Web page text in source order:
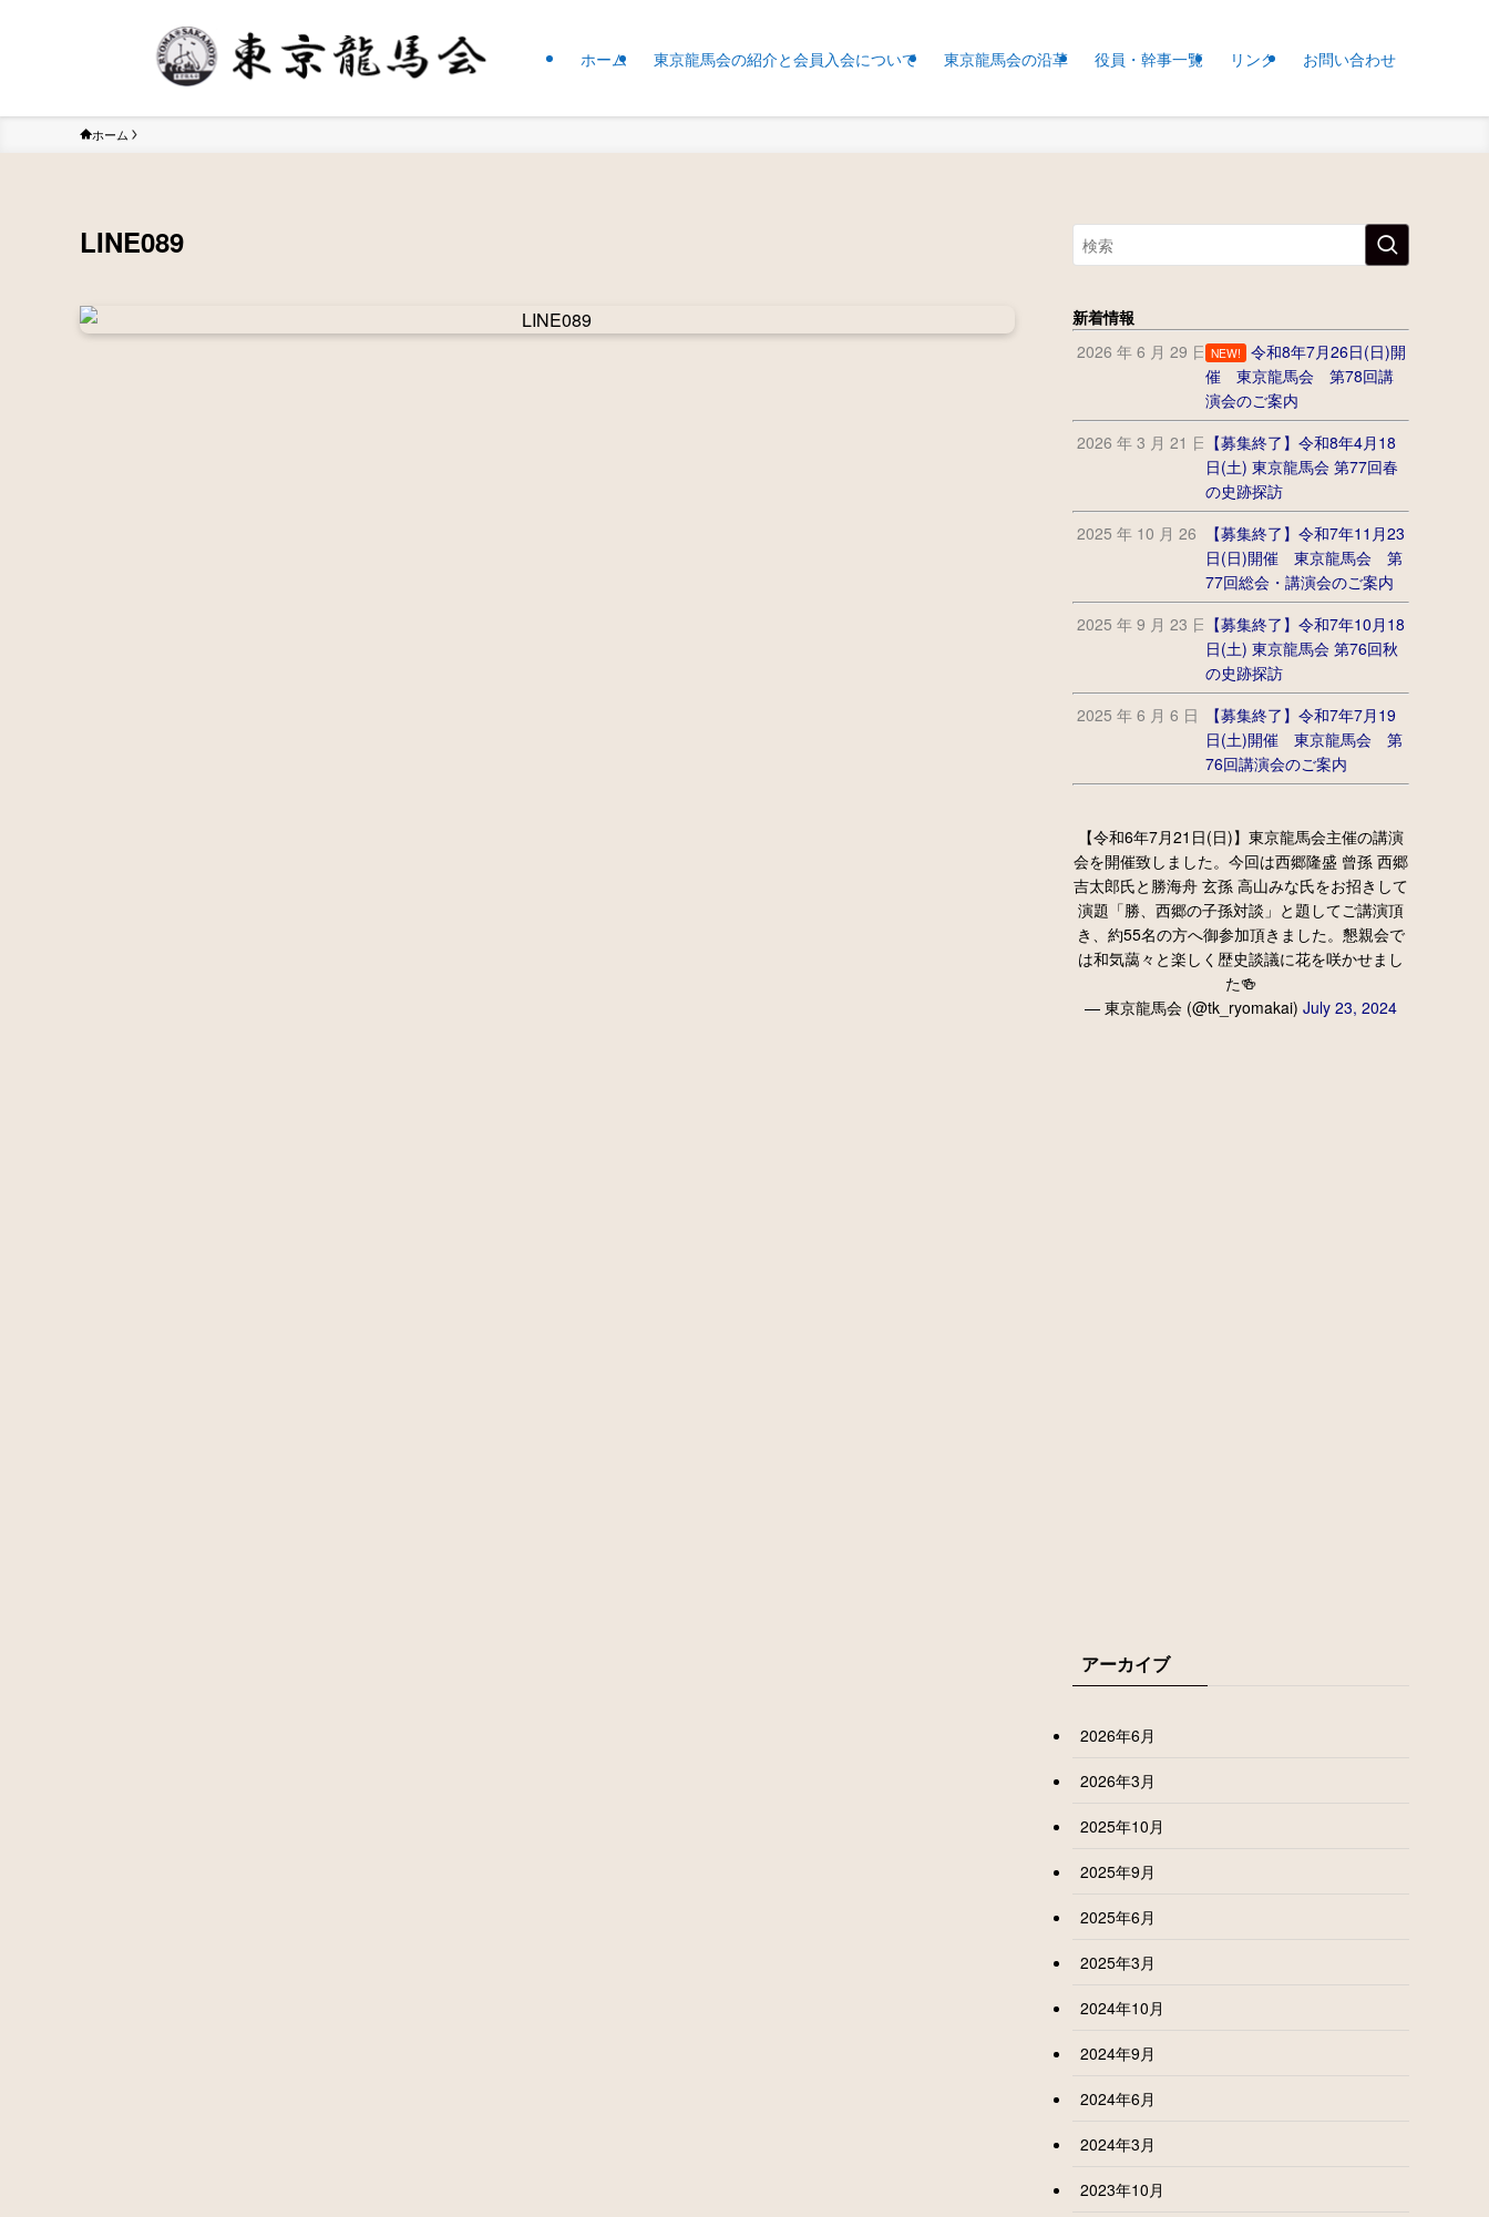
ホーム 東京龍馬会の紹介と会員入会について 東京龍馬会の沿革 役員・幹事一覧 リンク お問い合わせ
ホーム
LINE089
新着情報
2026 年 6 月 29 日 NEW! 令和8年7月26日(日)開
催 東京龍馬会 第78回講
演会のご案内
2026 年 3 月 21 日 【募集終了】令和8年4月18
日(土) 東京龍馬会 第77回春
の史跡探訪
2025 年 10 月 26 日【募集終了】令和7年11月23
日(日)開催 東京龍馬会 第
77回総会・講演会のご案内
2025 年 9 月 23 日 【募集終了】令和7年10月18
日(土) 東京龍馬会 第76回秋
の史跡探訪
2025 年 6 月 6 日
【募集終了】令和7年7月19
日(土)開催 東京龍馬会 第
76回講演会のご案内
【令和6年7月21日(日)】東京龍馬会主催の講演
会を開催致しました。今回は西郷隆盛 曾孫 西郷
吉太郎氏と勝海舟 玄孫 高山みな氏をお招きして
演題「勝、西郷の子孫対談」と題してご講演頂
き、約55名の方へ御参加頂きました。懇親会で
は和気藹々と楽しく歴史談議に花を咲かせまし
た🍻
— 東京龍馬会 (@tk_ryomakai) July 23, 2024
アーカイブ
2026年6月
2026年3月
2025年10月
2025年9月
2025年6月
2025年3月
2024年10月
2024年9月
2024年6月
2024年3月
2023年10月